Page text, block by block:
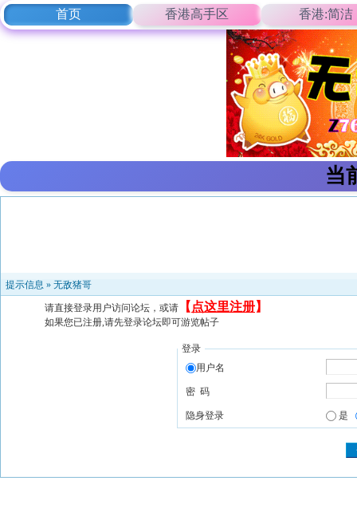
首页 香港高手区 香港:简洁
当
提示信息 » 无敌猪哥
请直接登录用户访问论坛，或请 【 点这里注册】
如果您已注册,请先登录论坛即可游览帖子
登录
用户名
密 码
隐身登录 是